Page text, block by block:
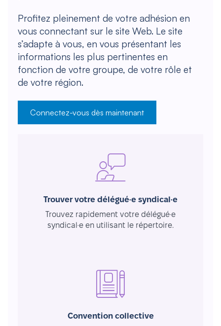
Profitez pleinement de votre adhésion en
vous connectant sur le site Web. Le site
s’adapte à vous, en vous présentant les
informations les plus pertinentes en
fonction de votre groupe, de votre rôle et
de votre région.
Connectez-vous dès maintenant
Trouver votre délégué·e syndical·e
Trouvez rapidement votre délégué·e
syndical·e en utilisant le répertoire.
Convention collective